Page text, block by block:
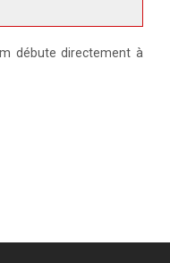
débute directement à